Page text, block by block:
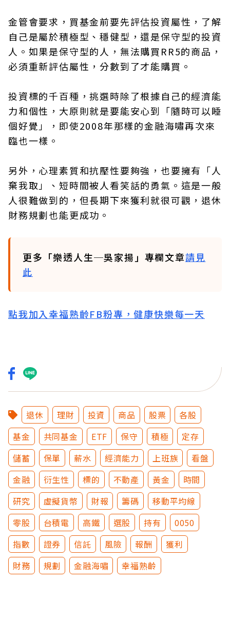
金管會要求，買基金前要先評估投資屬性，了解
自己是屬於積極型、穩健型，還是保守型的投資
人。如果是保守型的人，無法購買RR5的商品，
必須重新評估屬性，分數到了才能購買。
投資標的千百種，挑選時除了根據自己的經濟能
力和個性，大原則就是要能安心到「隨時可以睡
個好覺」，即使2008年那樣的金融海嘯再次來
臨也一樣。
另外，心理素質和抗壓性要夠強，也要擁有「人
棄我取」、短時間被人看笑話的勇氣。這是一般
人很難做到的，但長期下來獲利就很可觀，退休
財務規劃也能更成功。
更多「樂透人生─吳家揚」專欄文章請見
此
點我加入幸福熟齡FB粉專，健康快樂每一天
退休 理財 投資 商品 股票
各股
基金
共同基金 ETF 保守 積極
定存
儲蓄
保單 薪水 經濟能力 上班族
看盤
金融
衍生性 標的 不動產 黃金
時間
研究
虛擬貨幣 財報 籌碼
移動平均線
零股
台積電 高鐵 選股 持有
0050
指數
證券 信託 風險 報酬
獲利
財務
規劃 金融海嘯 幸福熟齡